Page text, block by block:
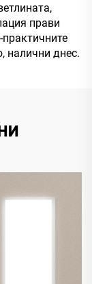
прави
налични днес.